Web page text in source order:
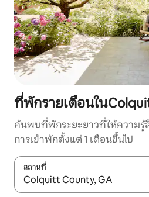
ที่พักรายเดือนใน
ค้นพบที่พักระยะยาวที่ให้ความรู้
การเข้าพักตั้งแต่ 1 เดือนขึ้นไป
สถานที่
ใช้ลูกศรขึ้นลง หรือใช้การสัมผัสหรือ